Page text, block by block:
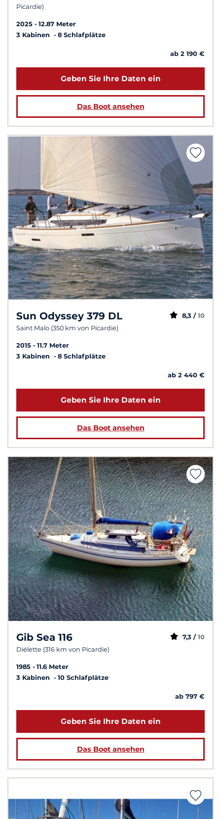
Picardie)
2025
12.87 Meter
3 Kabinen
8 Schlafplätze
ab 2 190 €
Geben Sie Ihre Daten ein
Das Boot ansehen
Sun Odyssey 379 DL
Saint Malo (350 km von Picardie)
8,3 / 10
2015
11.7 Meter
3 Kabinen
8 Schlafplätze
ab 2 440 €
Geben Sie Ihre Daten ein
Das Boot ansehen
Gib Sea 116
Diélette (316 km von Picardie)
7,3 / 10
1985
11.6 Meter
3 Kabinen
10 Schlafplätze
ab 797 €
Geben Sie Ihre Daten ein
Das Boot ansehen